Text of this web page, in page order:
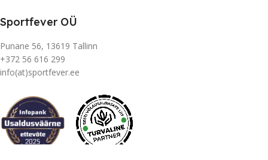
Sportfever OÜ
Punane 56, 13619 Tallinn
+372 56 616 299
info(at)sportfever.ee